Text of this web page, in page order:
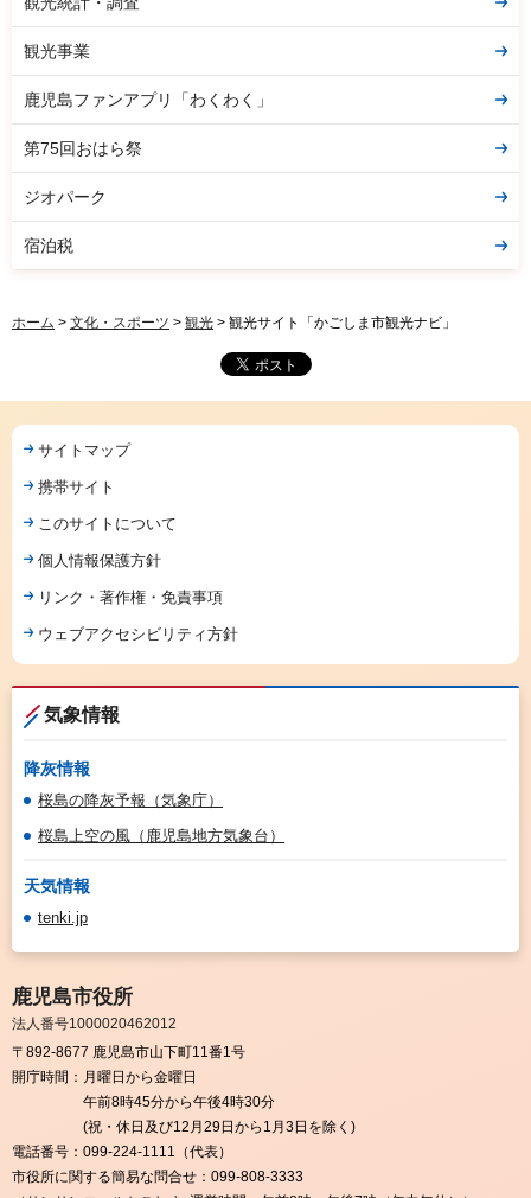
観光事業
鹿児島ファンアプリ「わくわく」
第75回おはら祭
ジオパーク
宿泊税
ホーム > 文化・スポーツ > 観光 > 観光サイト「かごしま市観光ナビ」
サイトマップ
携帯サイト
このサイトについて
個人情報保護方針
リンク・著作権・免責事項
ウェブアクセシビリティ方針
気象情報
降灰情報
桜島の降灰予報（気象庁）
桜島上空の風（鹿児島地方気象台）
天気情報
tenki.jp
鹿児島市役所
法人番号1000020462012
〒892-8677 鹿児島市山下町11番1号
開庁時間： 月曜日から金曜日
午前8時45分から午後4時30分
(祝・休日及び12月29日から1月3日を除く)
電話番号： 099-224-1111（代表）
市役所に関する簡易な問合せ： 099-808-3333